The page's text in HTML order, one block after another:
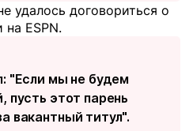
удалось договориться о
на ESPN.
"Если мы не будем
пусть этот парень
вакантный титул".